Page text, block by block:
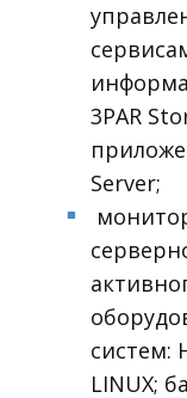
3PAR
Server;
■
систем:
LINUX;